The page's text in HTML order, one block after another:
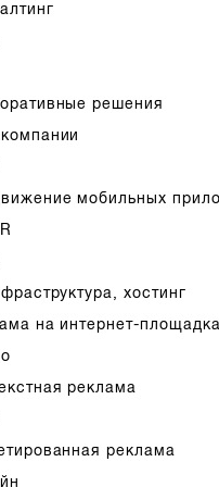
решения
мобильных
хостинг
на интернет-
реклама
реклама